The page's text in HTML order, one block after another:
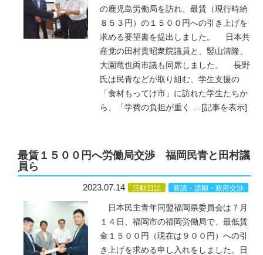
の鹿児島労働局を訪れ、最賃（現行時給
８５３円）の１５００円への引き上げを
求める要望書を提出しました。 日本共
産党の田村貴昭衆院議員と、竪山清隆、
大園竜也両市議も同席しました。 長野
氏は民青などが取り組む、学生支援の
「食材もってけ市」に訪れた学生たちか
ら、「学費の負担が重く
… [記事を表示]
最賃１５００円へ労働局交渉 福岡民青と田村議
員ら
2023.07.14 活動日誌 要請・請願・政府交渉
日本民主青年同盟福岡県委員会は７月
１４日、福岡市の福岡労働局で、最低賃
金１５００円（現在は９００円）への引
き上げを求める申し入れをしました。日